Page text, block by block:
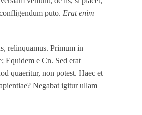
puto. Erat enim
relinquamus. Primum in
Equidem e Cn. Sed erat
quaeritur, non potest. Haec et
Negabat igitur ullam